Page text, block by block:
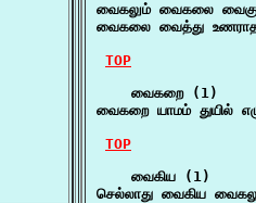
வைகலும் வைகலை
வைகலை வைத்து
TOP
    வைகறை (1)
வைகறை யாமம் துயில்
TOP
    வைகிய (1)
செல்லாது வைகிய